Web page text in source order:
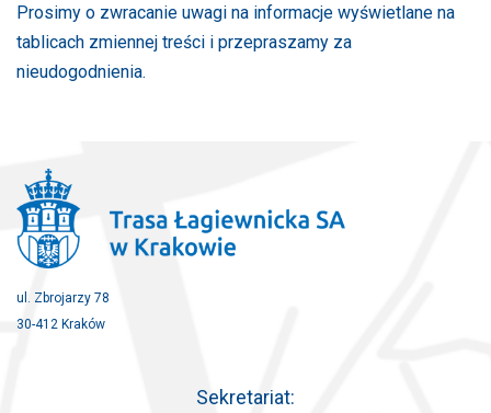
Prosimy o zwracanie uwagi na informacje wyświetlane na
tablicach zmiennej treści i przepraszamy za
nieudogodnienia.
ul. Zbrojarzy 78
30-412 Kraków
Sekretariat: